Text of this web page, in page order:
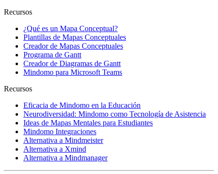
Recursos
¿Qué es un Mapa Conceptual?
Plantillas de Mapas Conceptuales
Creador de Mapas Conceptuales
Programa de Gantt
Creador de Diagramas de Gantt
Mindomo para Microsoft Teams
Recursos
Eficacia de Mindomo en la Educación
Neurodiversidad: Mindomo como Tecnología de Asistencia
Ideas de Mapas Mentales para Estudiantes
Mindomo Integraciones
Alternativa a Mindmeister
Alternativa a Xmind
Alternativa a Mindmanager